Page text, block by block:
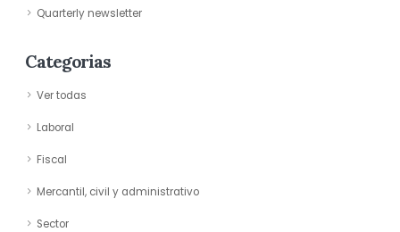
Quarterly newsletter
Categorias
Ver todas
Laboral
Fiscal
Mercantil, civil y administrativo
Sector